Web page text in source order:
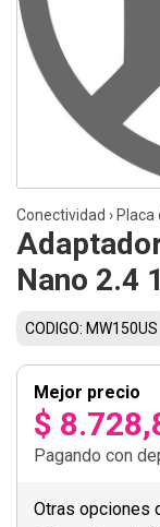
Conectividad › Placa
Nano 2.4
CODIGO: MW150US
Mejor precio
$
Pagando con
Otras opciones